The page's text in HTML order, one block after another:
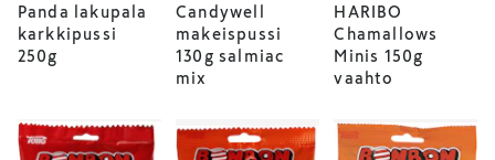
Panda lakupala
karkkipussi
250g
Candywell
makeispussi
130g salmiac
mix
HARIBO
Chamallows
Minis 150g
vaahto